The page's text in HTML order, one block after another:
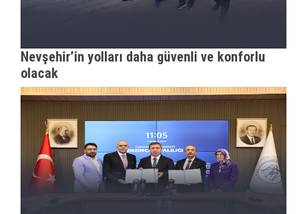
Nevşehir’in yolları daha güvenli ve konforlu
olacak